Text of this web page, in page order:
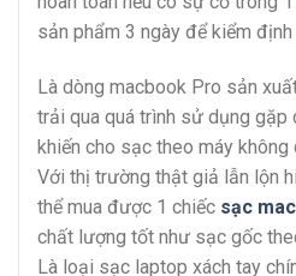
sản phẩm 3 ngày để kiểm
Là dòng macbook Pro sản
trải qua quá trình sử dụng
khiến cho sạc theo máy không
Với thị trường thật giả lẫn lộn
thể mua được 1 chiếc sạc
chất lượng tốt như sạc gốc
Là loại sạc laptop xách tay